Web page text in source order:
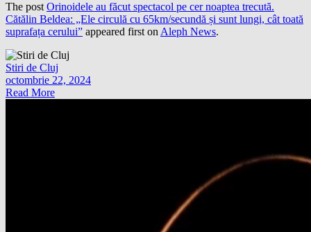
The post Orinoidele au făcut spectacol pe cer noaptea trecută.
Cătălin Beldea: „Ele circulă cu 65km/secundă și sunt lungi, cât toată
suprafața cerului” appeared first on Aleph News.
Stiri de Cluj
octombrie 22, 2024
Read More